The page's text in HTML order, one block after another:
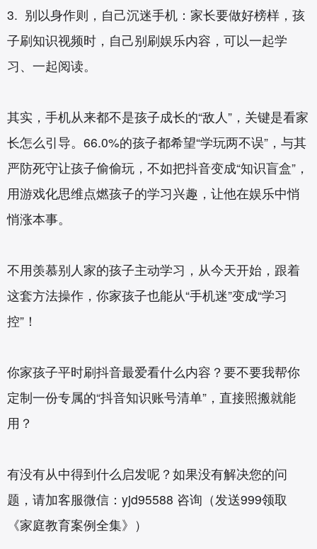
3. 别以身作则，自己沉迷手机：家长要做好榜样，孩
子刷知识视频时，自己别刷娱乐内容，可以一起学
习、一起阅读。
其实，手机从来都不是孩子成长的“敌人”，关键是看家
长怎么引导。66.0%的孩子都希望“学玩两不误”，与其
严防死守让孩子偷偷玩，不如把抖音变成“知识盲盒”，
用游戏化思维点燃孩子的学习兴趣，让他在娱乐中悄
悄涨本事。
不用羡慕别人家的孩子主动学习，从今天开始，跟着
这套方法操作，你家孩子也能从“手机迷”变成“学习
控”！
你家孩子平时刷抖音最爱看什么内容？要不要我帮你
定制一份专属的“抖音知识账号清单”，直接照搬就能
用？
有没有从中得到什么启发呢？如果没有解决您的问
题，请加客服微信：yjd95588 咨询（发送999领取
《家庭教育案例全集》）